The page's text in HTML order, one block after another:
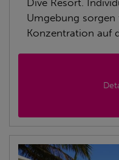
Dive Resort.
Umgebung
Konzentration auf